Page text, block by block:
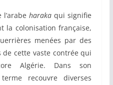
l’arabeharaka qui signifie
la colonisation française,
menées par des
de cette vaste contrée qui
Algérie. Dans son
recouvre diverses